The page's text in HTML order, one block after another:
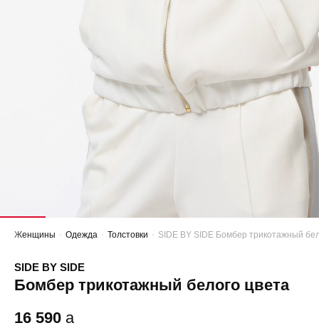
Женщины Одежда Толстовки SIDE BY SIDE Бомбер трикотажный
SIDE BY SIDE
Бомбер трикотажный белого цвета
16 590 a